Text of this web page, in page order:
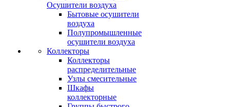
Осушители воздуха
Бытовые осушители
воздуха
Полупромышленные
осушители воздуха
Коллекторы
Коллекторы
распределительные
Узлы смесительные
Шкафы
коллекторные